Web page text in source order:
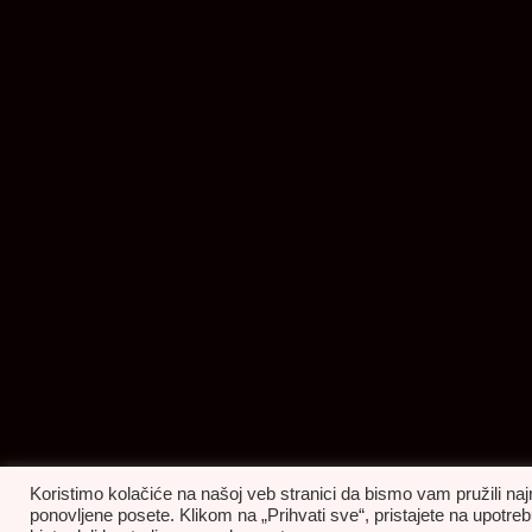
Koristimo kolačiće na našoj veb stranici da bismo vam pružili
ponovljene posete. Klikom na „Prihvati sve“, pristajete na